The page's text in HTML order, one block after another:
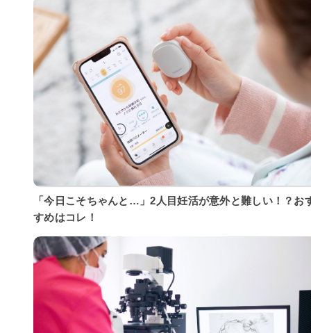
「今日こそちゃんと…」2人目妊活が意外と難しい！？お
すめはコレ！